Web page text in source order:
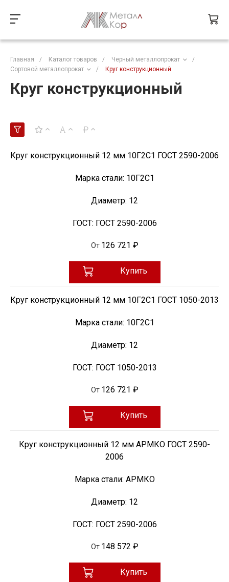
Главная / Каталог товаров / Черный металлопрокат
/
Сортовой металлопрокат
/ Круг конструкционный
Круг конструкционный
Круг конструкционный 12 мм 10Г2С1 ГОСТ 2590-2006
Марка стали: 10Г2С1
Диаметр: 12
ГОСТ: ГОСТ 2590-2006
От 126 721 ₽
Купить
Круг конструкционный 12 мм 10Г2С1 ГОСТ 1050-2013
Марка стали: 10Г2С1
Диаметр: 12
ГОСТ: ГОСТ 1050-2013
От 126 721 ₽
Купить
Круг конструкционный 12 мм АРМКО ГОСТ 2590-
2006
Марка стали: АРМКО
Диаметр: 12
ГОСТ: ГОСТ 2590-2006
От 148 572 ₽
Купить